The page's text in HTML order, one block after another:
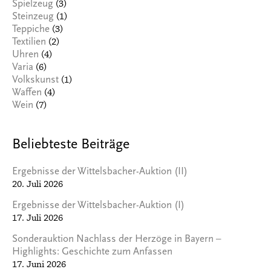
Spielzeug (3)
Steinzeug (1)
Teppiche (3)
Textilien (2)
Uhren (4)
Varia (6)
Volkskunst (1)
Waffen (4)
Wein (7)
Beliebteste Beiträge
Ergebnisse der Wittelsbacher-Auktion (II)
20. Juli 2026
Ergebnisse der Wittelsbacher-Auktion (I)
17. Juli 2026
Sonderauktion Nachlass der Herzöge in Bayern –
Highlights: Geschichte zum Anfassen
17. Juni 2026